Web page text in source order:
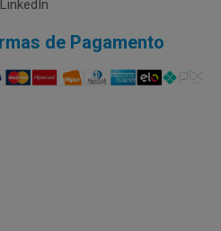
LinkedIn
de Pagamento